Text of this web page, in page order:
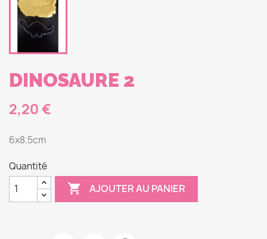
DINOSAURE 2
2,20 €
6x8.5cm
Quantité
 AJOUTER AU PANIER